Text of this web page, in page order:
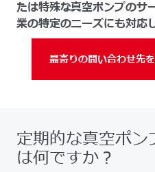
たは特殊な真空ポンプのサ
業の特定のニーズにも対応
最寄りの問い合わせ先
定期的な真空ポ
は何ですか？